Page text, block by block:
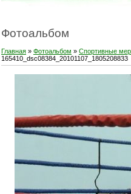
Фотоальбом
Главная » Фотоальбом » Спортивные
165410_dsc08384_20101107_1805208833